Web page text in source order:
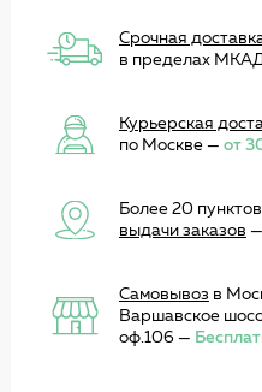
Срочная
в пределах
Курьерская
по Москве — от
Более 20 пунктов
выдачи заказов —
Самовывоз в
Варшавское
оф.106 —